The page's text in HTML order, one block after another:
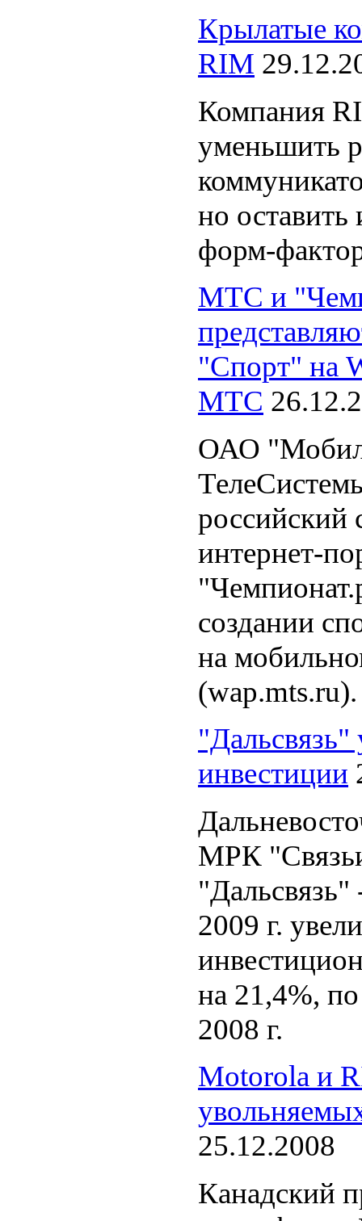
Крылатые
RIM
Компания
уменьшить
но
форм-
МТС и
"Спорт" на
МТС
ОАО
российский
интернет-
создании
на
(wap.mts.ru).
"Дальсвязь"
инвестиции
МРК
"Дальсвязь"
2009 г.
на 21,4%,
2008 г.
Motorola и
25.12.2008
Канадский